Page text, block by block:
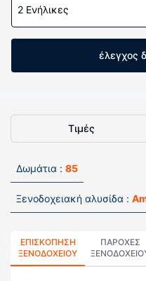
2 Ενήλικες
έλεγχος
Τιμές
Δωμάτια : 85
Ξενοδοχειακή αλυσίδα :
ΕΠΙΣΚΌΠΗΣΗ
ΞΕΝΟΔΟΧΕΊΟΥ
ΠΑΡΟΧΕΣ